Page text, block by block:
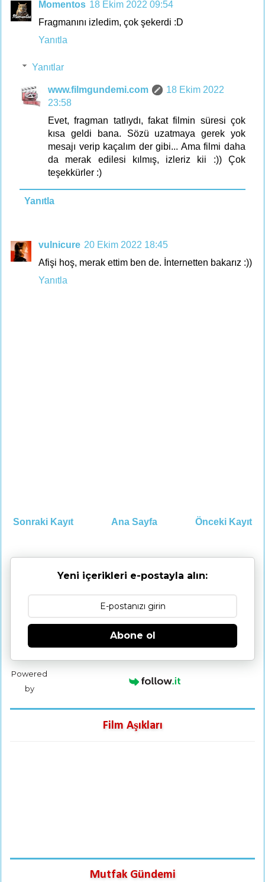
Momentos 18 Ekim 2022 09:54
Fragmanını izledim, çok şekerdi :D
Yanıtla
Yanıtlar
www.filmgundemi.com
18 Ekim 2022
23:58
Evet, fragman tatlıydı, fakat filmin süresi çok
kısa geldi bana. Sözü uzatmaya gerek yok
mesajı verip kaçalım der gibi... Ama filmi daha
da merak edilesi kılmış, izleriz kii :)) Çok
teşekkürler :)
Yanıtla
vulnicure 20 Ekim 2022 18:45
Afişi hoş, merak ettim ben de. İnternetten bakarız :))
Yanıtla
Sonraki Kayıt Önceki Kayıt
Ana Sayfa
Yeni içerikleri e-postayla alın:
Abone ol
Powered
by
Film Aşıkları
Mutfak Gündemi